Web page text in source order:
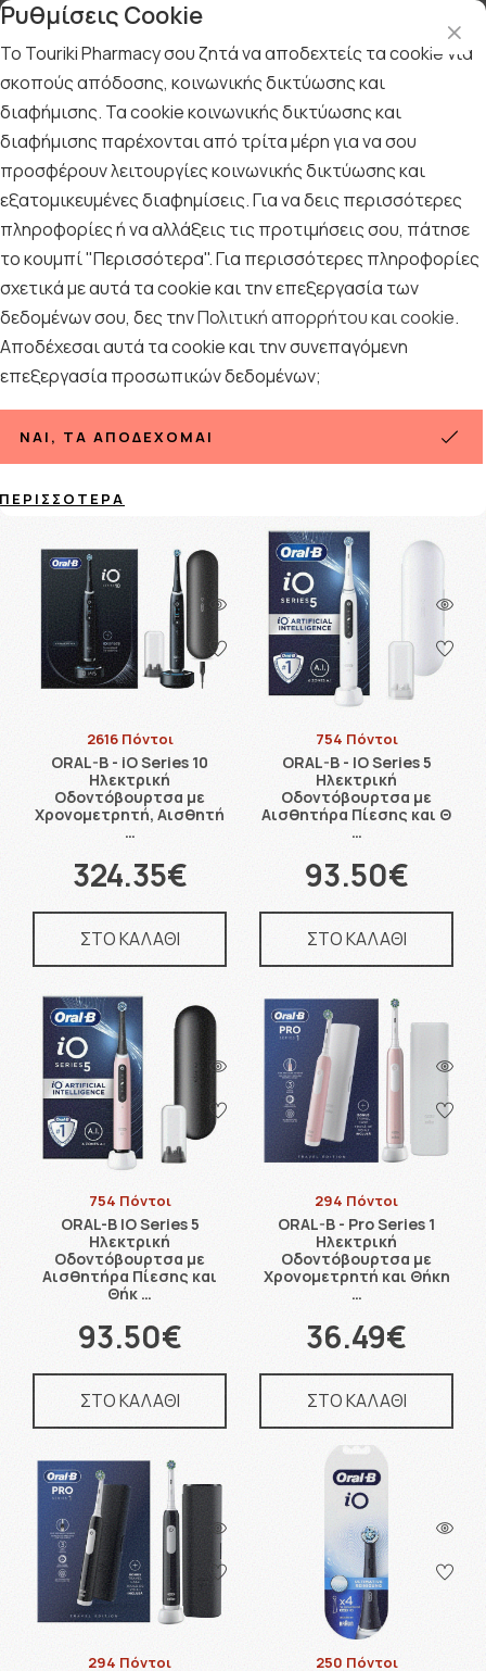
Αρχική / Εταιρίες / ORAL-B
ORAL-B
Ταξινόμηση
2616 Πόντοι
ORAL-B - iO Series 10
Ηλεκτρική
Οδοντόβουρτσα με
Χρονομετρητή, Αισθητή
…
324.35€
ΣΤΟ ΚΑΛΑΘΙ
754 Πόντοι
ORAL-B - IO Series 5
Ηλεκτρική
Οδοντόβουρτσα με
Αισθητήρα Πίεσης και Θ
…
93.50€
ΣΤΟ ΚΑΛΑΘΙ
754 Πόντοι
ORAL-Β IO Series 5
Ηλεκτρική
Οδοντόβουρτσα με
Αισθητήρα Πίεσης και
Θήκ …
93.50€
ΣΤΟ ΚΑΛΑΘΙ
294 Πόντοι
ORAL-B - Pro Series 1
Ηλεκτρική
Οδοντόβουρτσα με
Χρονομετρητή και Θήκη
…
36.49€
ΣΤΟ ΚΑΛΑΘΙ
294 Πόντοι 250 Πόντοι
Ρυθμίσεις Cookie
Το Touriki Pharmacy σου ζητά να αποδεχτείς τα cookie για
σκοπούς απόδοσης, κοινωνικής δικτύωσης και
διαφήμισης. Τα cookie κοινωνικής δικτύωσης και
διαφήμισης παρέχονται από τρίτα μέρη για να σου
προσφέρουν λειτουργίες κοινωνικής δικτύωσης και
εξατομικευμένες διαφημίσεις. Για να δεις περισσότερες
πληροφορίες ή να αλλάξεις τις προτιμήσεις σου, πάτησε
το κουμπί "Περισσότερα". Για περισσότερες πληροφορίες
σχετικά με αυτά τα cookie και την επεξεργασία των
δεδομένων σου, δες τηνΠολιτική απορρήτου και cookie.
Αποδέχεσαι αυτά τα cookie και την συνεπαγόμενη
επεξεργασία προσωπικών δεδομένων;
ΝΑΙ, ΤΑ ΑΠΟΔΈΧΟΜΑΙ
ΠΕΡΙΣΣΌΤΕΡΑ